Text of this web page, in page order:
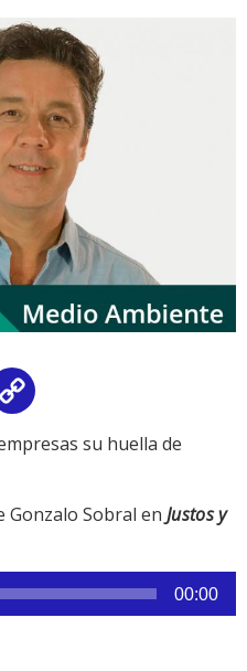
Link su huella de
Gonzalo Sobral en Justos y
00:00